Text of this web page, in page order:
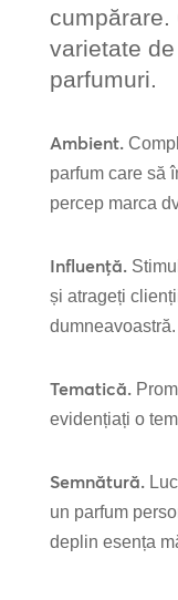
cumpărare.
varietate
parfumuri.
Ambient.
parfum care să
percep marca
Influență.
și atrageți
dumneavoastră.
Tematică.
evidențiați o
Semnătură.
un parfum
deplin esența